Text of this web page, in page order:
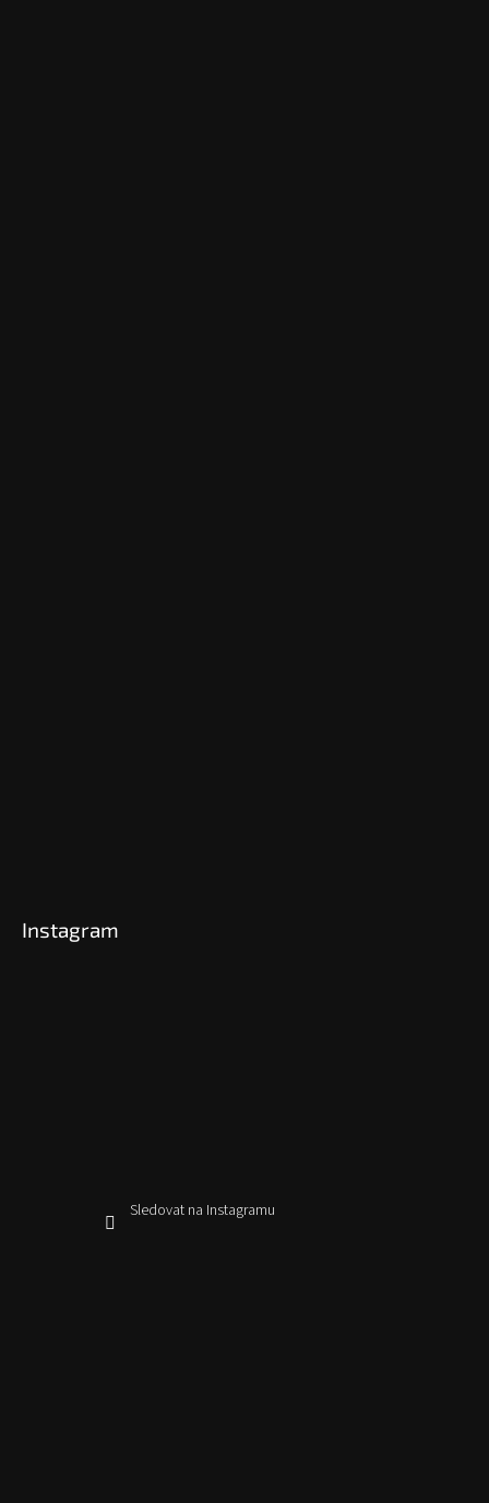
Instagram
Sledovat na Instagramu